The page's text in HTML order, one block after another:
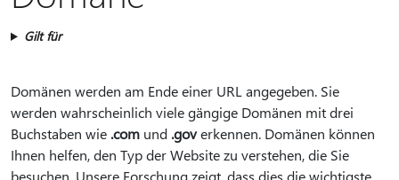
Gilt für
Domänen werden am Ende einer URL angegeben. Sie
werden wahrscheinlich viele gängige Domänen mit drei
Buchstaben wie .com und .goverkennen. Domänen können
Ihnen helfen, den Typ der Website zu verstehen, die Sie
besuchen. Unsere Forschung zeigt, dass dies die wichtigste